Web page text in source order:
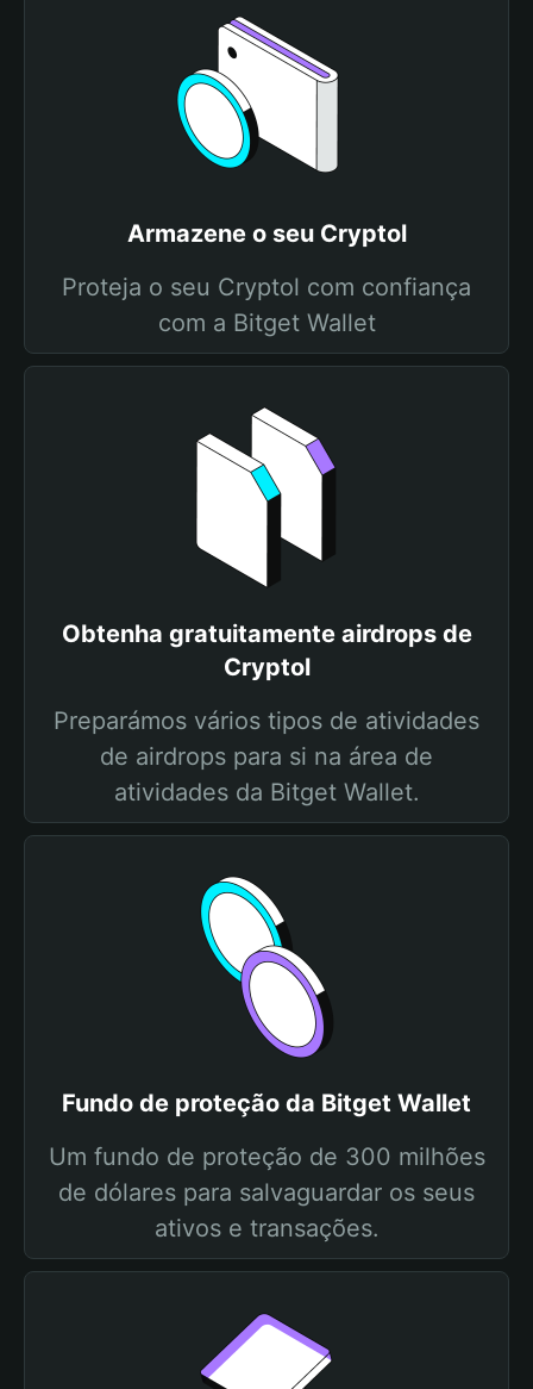
Armazene o seu Cryptol
Proteja o seu Cryptol com confiança
com a Bitget Wallet
Obtenha gratuitamente airdrops de
Cryptol
Preparámos vários tipos de atividades
de airdrops para si na área de
atividades da Bitget Wallet.
Fundo de proteção da Bitget Wallet
Um fundo de proteção de 300 milhões
de dólares para salvaguardar os seus
ativos e transações.